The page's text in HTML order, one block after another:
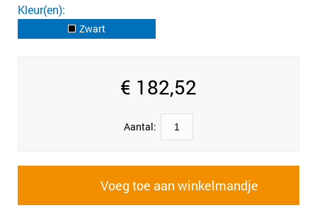
Kleur(en)
Zwart
€ 182,52
Aantal:
Voeg toe aan winkelmandje